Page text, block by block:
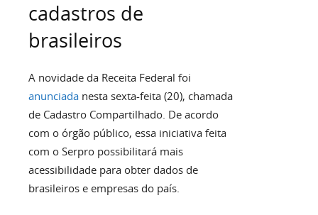
cadastros de
brasileiros
A novidade da Receita Federal foi
anunciada nesta sexta-feita (20), chamada
de Cadastro Compartilhado. De acordo
com o órgão público, essa iniciativa feita
com o Serpro possibilitará mais
acessibilidade para obter dados de
brasileiros e empresas do país.